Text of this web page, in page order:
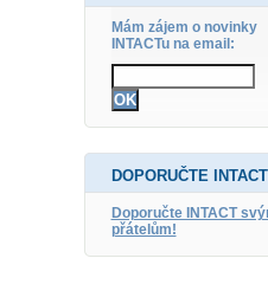
Mám zájem o novinky
INTACTu na email:
DOPORUČTE INTACT
Doporučte INTACT
přátelům!